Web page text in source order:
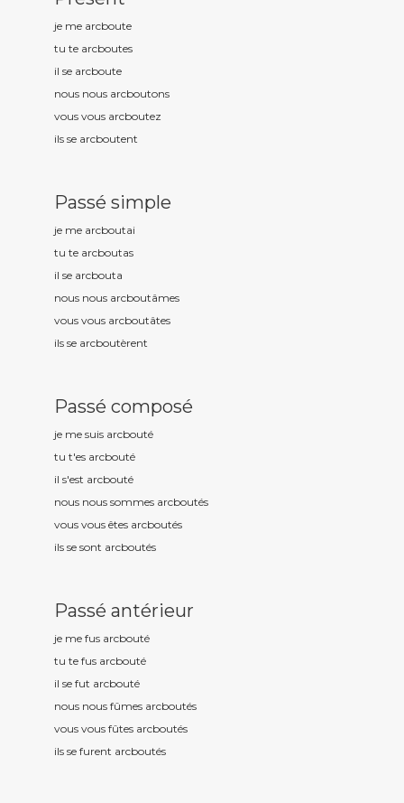
je me arcboute
tu te arcboutes
il se arcboute
nous nous arcboutons
vous vous arcboutez
ils se arcboutent
Passé simple
je me arcboutai
tu te arcboutas
il se arcbouta
nous nous arcboutâmes
vous vous arcboutâtes
ils se arcboutèrent
Passé composé
je me suis arcbouté
tu t'es arcbouté
il s'est arcbouté
nous nous sommes arcboutés
vous vous êtes arcboutés
ils se sont arcboutés
Passé antérieur
je me fus arcbouté
tu te fus arcbouté
il se fut arcbouté
nous nous fûmes arcboutés
vous vous fûtes arcboutés
ils se furent arcboutés